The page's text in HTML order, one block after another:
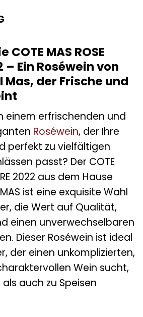
COTE MAS ROSE
– Ein Roséwein von
Mas, der Frische und
einem erfrischenden und
Roséwein, der Ihre
perfekt zu vielfältigen
passt? Der COTE
2022 aus dem Hause
MAS ist eine exquisite Wahl
die Wert auf Qualität,
einen unverwechselbaren
Dieser Roséwein ist ideal
der einen unkomplizierten,
Wein sucht,
auch zu Speisen